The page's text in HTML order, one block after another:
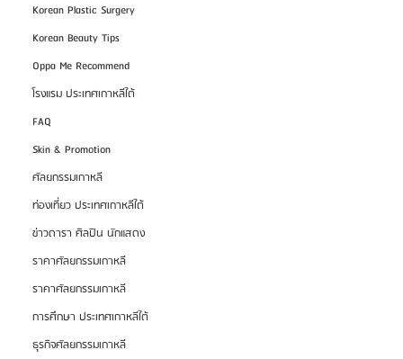
Korean Plastic Surgery
Korean Beauty Tips
Oppa Me Recommend
โรงแรม ประเทศเกาหลีใต้
FAQ
Skin & Promotion
ศัลยกรรมเกาหลี
ท่องเที่ยว ประเทศเกาหลีใต้
ข่าวดารา ศิลปิน นักแสดง
ราคาศัลยกรรมเกาหลี
ราคาศัลยกรรมเกาหลี
การศึกษา ประเทศเกาหลีใต้
ธุรกิจศัลยกรรมเกาหลี